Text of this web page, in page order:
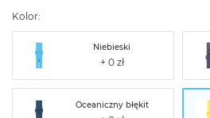
Kolor:
Niebieski
Oceaniczny błękit